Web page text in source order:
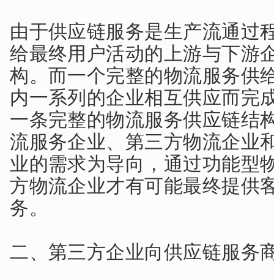
由于供应链服务是生产流通过
给最终用户活动的上游与下游
构。而一个完整的物流服务供
内一系列的企业相互供应而完
一条完整的物流服务供应链结
流服务企业、第三方物流企业
业的需求为导向，通过功能型
方物流企业才有可能最终提供
务。
二、第三方企业向供应链服务